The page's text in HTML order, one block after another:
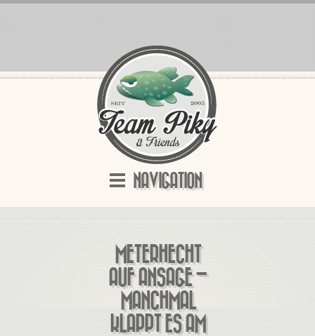
NAVIGATION
METERHECHT
AUF ANSAGE –
MANCHMAL
KLAPPT ES AM